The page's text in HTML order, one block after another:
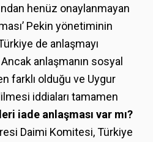
henüz onaylanmayan
Pekin yönetiminin
de anlaşmayı
anlaşmanın sosyal
farklı olduğu ve Uygur
iddiaları tamamen
iade anlaşması var mı?
Daimi Komitesi, Türkiye